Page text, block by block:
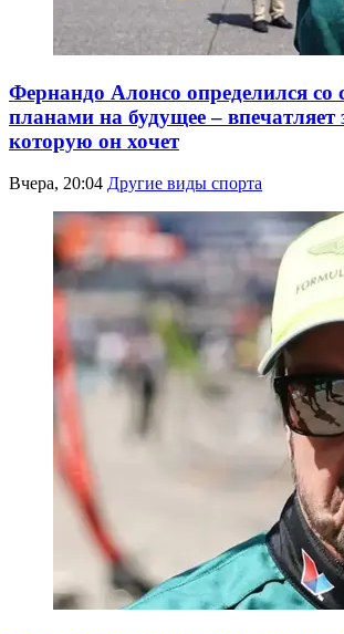
Фернандо Алонсо определился со
планами на будущее – впечатляет
которую он хочет
Вчера, 20:04 Другие виды спорта